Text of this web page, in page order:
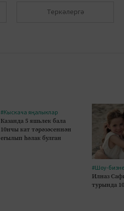
Теркәлергә
#Кыскача яңалыклар
Казанда 5 яшьлек бала
10нчы кат тәрәзәсеннән
егылып һәлак булган
#Шоу-
Илназ
турында